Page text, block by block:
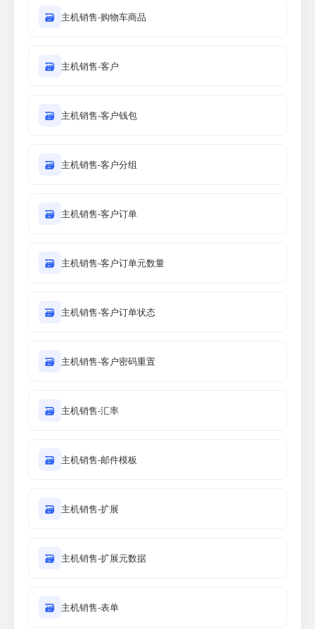
🗃 主机销售-购物车商品
🗃 主机销售-客户
🗃 主机销售-客户钱包
🗃 主机销售-客户分组
🗃 主机销售-客户订单
🗃 主机销售-客户订单元数量
🗃 主机销售-客户订单状态
🗃 主机销售-客户密码重置
🗃 主机销售-汇率
🗃 主机销售-邮件模板
🗃 主机销售-扩展
🗃 主机销售-扩展元数据
🗃 主机销售-表单